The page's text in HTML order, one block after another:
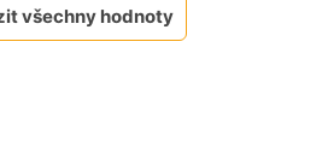
všechny hodnoty